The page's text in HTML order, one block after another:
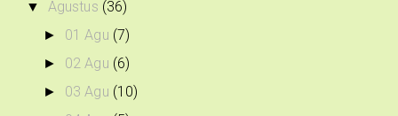
▼ Agustus (36)
► 01 Agu (7)
► 02 Agu (6)
► 03 Agu (10)